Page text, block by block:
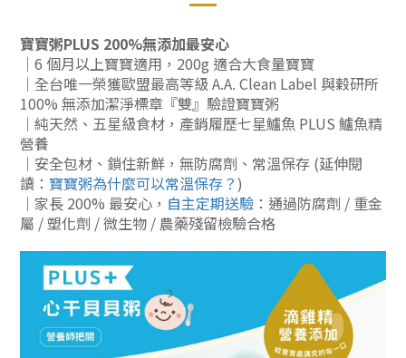
寶寶粥PLUS 200%無添加最安心
｜6 個月以上寶寶適用，200g 適合大食量寶寶
｜全台唯一榮獲歐盟最高等級 A.A. Clean Label 與穀研所
100% 無添加潔淨標章『雙』驗證寶寶粥
｜純天然、五星級食材，產銷履歷七星鱸魚 PLUS 鱸魚精
營養
｜安全包材、鎖住新鮮，無防腐劑、常溫保存 (延伸閱
讀： 寶寶粥為什麼可以常溫保存？)
｜家長 200% 最安心， 自主定期送驗 ：通過防腐劑 / 重金
屬 / 塑化劑 / 微生物 / 農藥殘留檢驗合格